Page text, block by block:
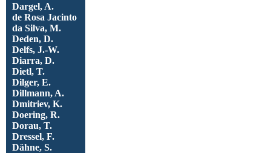
Dargel, A.
de Rosa Jacinto
da Silva, M.
Deden, D.
Delfs, J.-W.
Diarra, D.
Dietl, T.
Dilger, E.
Dillmann, A.
Dmitriev, K.
Doering, R.
Dorau, T.
Dressel, F.
Dähne, S.